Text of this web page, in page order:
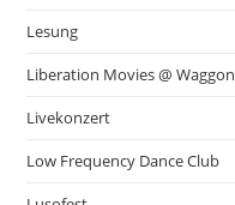
Lesung
Liberation Movies @ Waggon
Livekonzert
Low Frequency Dance Club